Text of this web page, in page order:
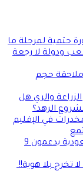
حتمية لمرحلة ما
ودولة لا رجعة
ملاحقة حجم
والري هل
الرهد؟
في الإقليم
ابناء الحصاحيصا بالمملكة العربية السعودية يدعمون 9
تخرج بلا هوية!!